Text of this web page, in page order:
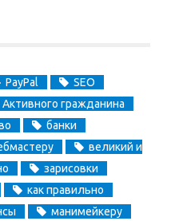
PayPal
SEO
гражданина
банки
великий и
зарисовки
как правильно
манимейкеру